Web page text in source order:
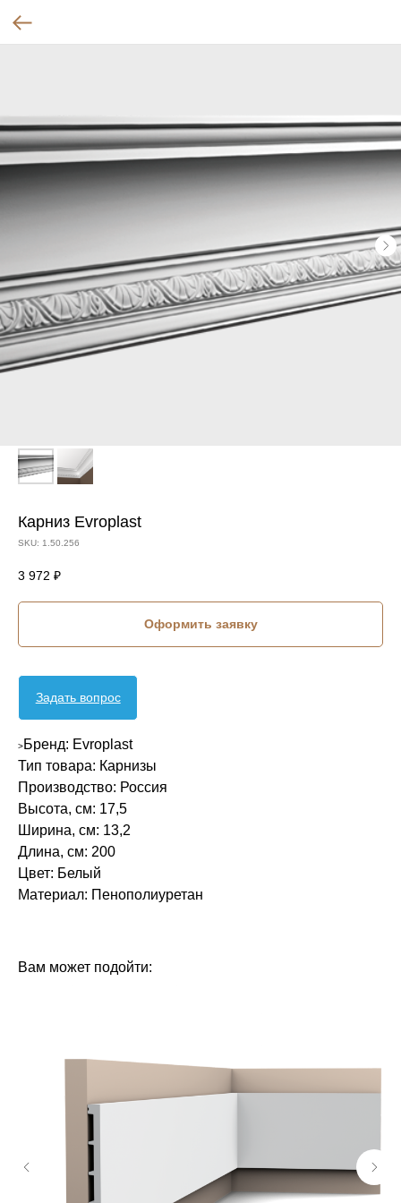
Карниз Evroplast
SKU: 1.50.256
3 972 ₽
Оформить заявку
Задать вопрос
>Бренд: Evroplast
Тип товара: Карнизы
Производство: Россия
Высота, см: 17,5
Ширина, см: 13,2
Длина, см: 200
Цвет: Белый
Материал: Пенополиуретан‎‎
Вам может подойти: